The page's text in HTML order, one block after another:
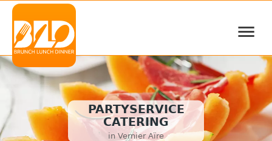
≡
PARTYSERVICE
CATERING
in Vernier Aïre